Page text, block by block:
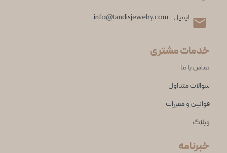
ایمیل : info@tandisjewelry.com
خدمات مشتری
تماس با ما
سوالات متداول
قوانین و مقررات
وبلاگ
خبرنامه